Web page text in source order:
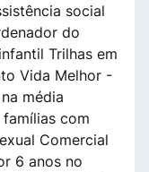
social
do
Trilhas em
Vida Melhor -
média
com
Comercial
6 anos no